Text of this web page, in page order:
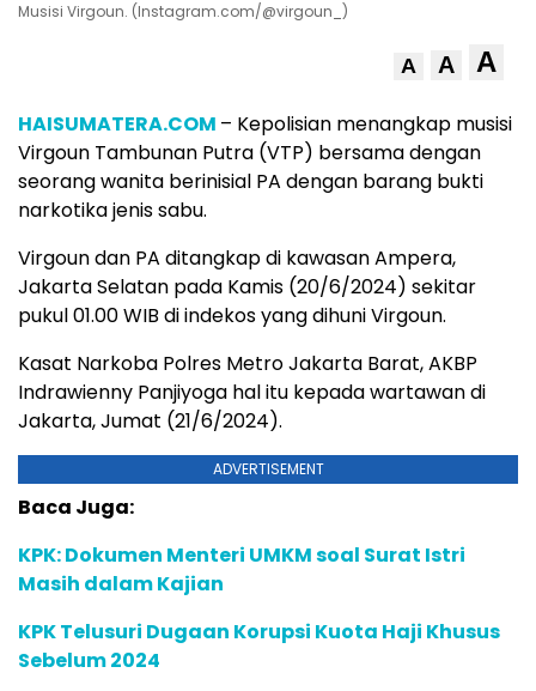
Musisi Virgoun. (Instagram.com/@virgoun_)
A A A
HAISUMATERA.COM – Kepolisian menangkap musisi
Virgoun Tambunan Putra (VTP) bersama dengan
seorang wanita berinisial PA dengan barang bukti
narkotika jenis sabu.
Virgoun dan PA ditangkap di kawasan Ampera,
Jakarta Selatan pada Kamis (20/6/2024) sekitar
pukul 01.00 WIB di indekos yang dihuni Virgoun.
Kasat Narkoba Polres Metro Jakarta Barat, AKBP
Indrawienny Panjiyoga hal itu kepada wartawan di
Jakarta, Jumat (21/6/2024).
ADVERTISEMENT
Baca Juga:
KPK: Dokumen Menteri UMKM soal Surat Istri
Masih dalam Kajian
KPK Telusuri Dugaan Korupsi Kuota Haji Khusus
Sebelum 2024